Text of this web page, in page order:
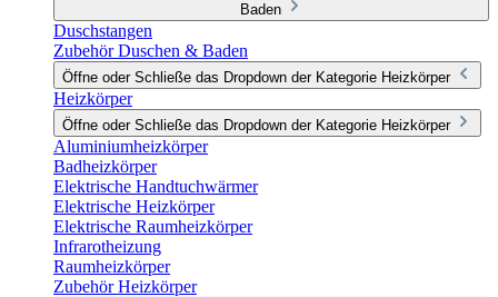
Baden
Duschstangen
Zubehör Duschen & Baden
Öffne oder Schließe das Dropdown der Kategorie Heizkörper
Heizkörper
Öffne oder Schließe das Dropdown der Kategorie Heizkörper
Aluminiumheizkörper
Badheizkörper
Elektrische Handtuchwärmer
Elektrische Heizkörper
Elektrische Raumheizkörper
Infrarotheizung
Raumheizkörper
Zubehör Heizkörper